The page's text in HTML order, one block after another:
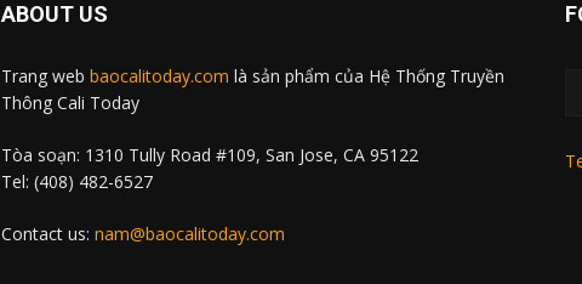
ABOUT US
Trang web baocalitoday.com là sản phẩm của Hệ Thống Truyền
Thông Cali Today
Tòa soạn: 1310 Tully Road #109, San Jose, CA 95122
Tel: (408) 482-6527
Contact us: nam@baocalitoday.com